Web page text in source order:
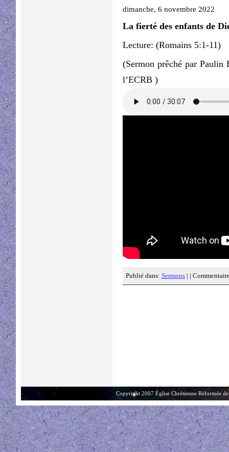
dimanche, 6 novembre 2022
La fierté des enfants de
Lecture: (Romains 5:1-11)
(Sermon prêché par Paulin
l’ECRB )
Publié dans: Sermons | |
Copyright 2007 Église Chrétienne Réformée